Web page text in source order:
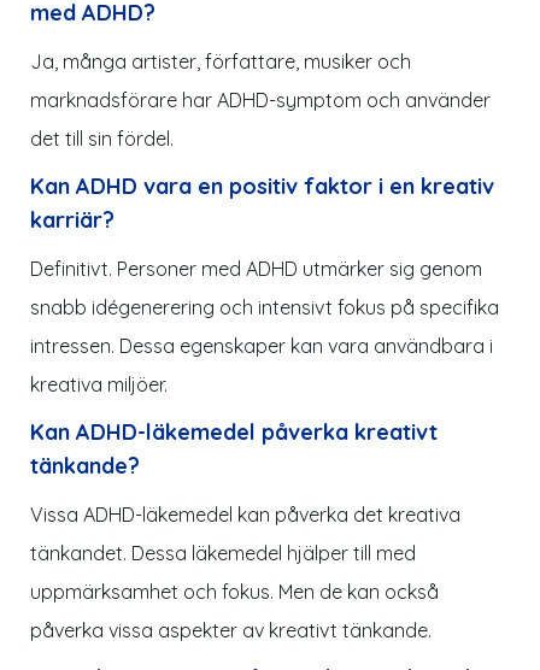
med ADHD?
Ja, många artister, författare, musiker och
marknadsförare har ADHD-symptom och använder
det till sin fördel.
Kan ADHD vara en positiv faktor i en kreativ
karriär?
Definitivt. Personer med ADHD utmärker sig genom
snabb idégenerering och intensivt fokus på specifika
intressen. Dessa egenskaper kan vara användbara i
kreativa miljöer.
Kan ADHD-läkemedel påverka kreativt
tänkande?
Vissa ADHD-läkemedel kan påverka det kreativa
tänkandet. Dessa läkemedel hjälper till med
uppmärksamhet och fokus. Men de kan också
påverka vissa aspekter av kreativt tänkande.